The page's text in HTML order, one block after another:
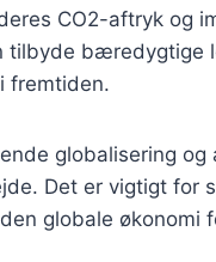
CO2-aftryk og
tilbyde bæredygtige
fremtiden.
globalisering
Det er vigtigt for
globale økonomi